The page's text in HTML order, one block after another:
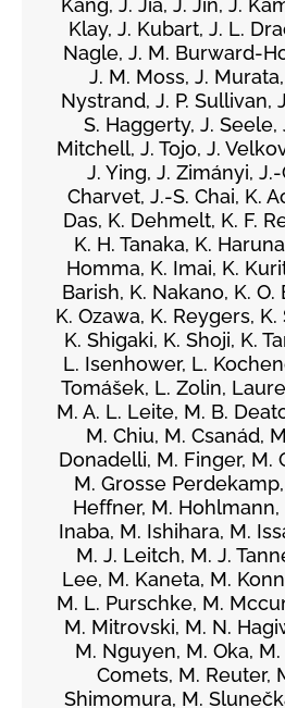
Kang, J. Jia, J. Jin, J.
Klay, J. Kubart, J. L.
Nagle, J. M. Burward-
J. M. Moss, J.
Nystrand, J. P. Sullivan,
S. Haggerty, J. Seele,
Mitchell, J. Tojo, J.
J. Ying, J. Zimányi,
Charvet, J.-S. Chai, K.
Das, K. Dehmelt, K. F.
K. H. Tanaka, K.
Homma, K. Imai, K.
Barish, K. Nakano, K. O.
K. Ozawa, K. Reygers, K.
K. Shigaki, K. Shoji, K.
L. Isenhower, L.
Tomášek, L. Zolin,
M. A. L. Leite, M. B.
M. Chiu, M. Csanád,
Donadelli, M. Finger, M.
M. Grosse
Heffner, M. Hohlmann,
Inaba, M. Ishihara, M.
M. J. Leitch, M. J.
Lee, M. Kaneta, M.
M. L. Purschke, M.
M. Mitrovski, M. N.
M. Nguyen, M. Oka, M.
Comets, M. Reuter,
Shimomura, M.